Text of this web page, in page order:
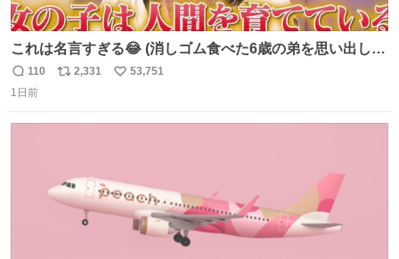
これは名言すぎる😂 (消しゴム食べた6歳の弟を思い出しな
がら)
返
信
110
リ
2,331
い
53,751
1日前